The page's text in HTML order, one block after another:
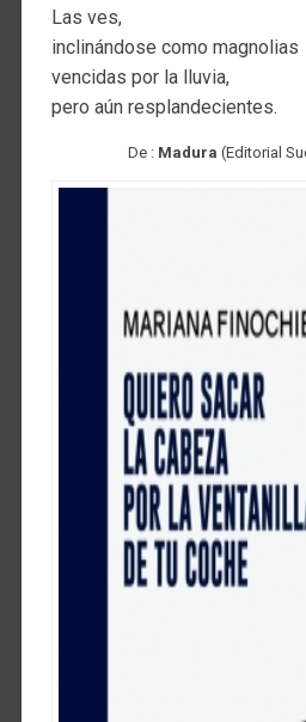
Las ves,
inclinándose como magnolias
vencidas por la lluvia,
pero aún resplandecientes.
De : Madura (Editorial